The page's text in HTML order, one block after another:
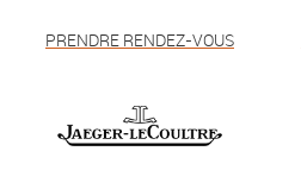
PRENDRE RENDEZ-VOUS